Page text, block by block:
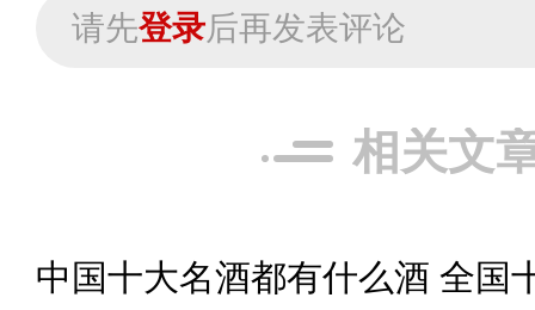
请先登录后再发表评论
相关文
中国十大名酒都有什么酒 全国